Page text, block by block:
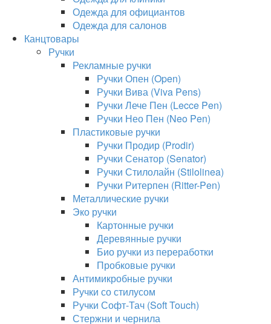
Одежда для официантов
Одежда для салонов
Канцтовары
Ручки
Рекламные ручки
Ручки Опен (Open)
Ручки Вива (Viva Pens)
Ручки Лече Пен (Lecce Pen)
Ручки Нео Пен (Neo Pen)
Пластиковые ручки
Ручки Продир (Prodir)
Ручки Сенатор (Senator)
Ручки Стилолайн (Stilolinea)
Ручки Ритерпен (Ritter-Pen)
Металлические ручки
Эко ручки
Картонные ручки
Деревянные ручки
Био ручки из переработки
Пробковые ручки
Антимикробные ручки
Ручки со стилусом
Ручки Софт-Тач (Soft Touch)
Стержни и чернила